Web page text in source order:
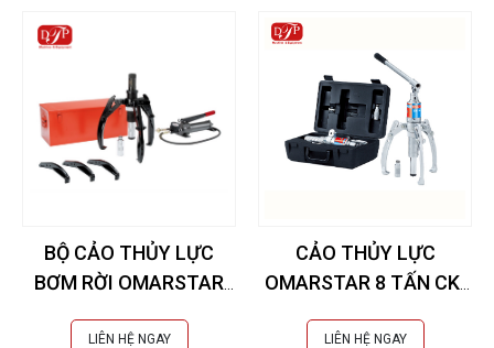
BỘ CẢO THỦY LỰC
BƠM RỜI OMARSTAR
LIÊN HỆ NGAY
CẢO THỦY LỰC
OMARSTAR 8 TẤN CK-
LIÊN HỆ NGAY